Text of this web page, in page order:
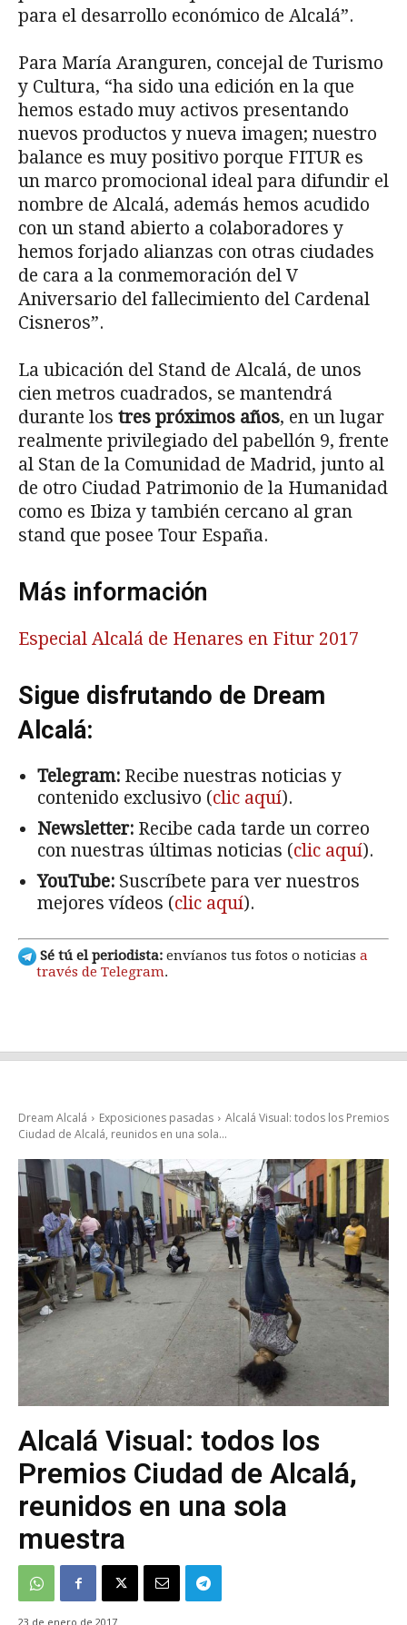
para el desarrollo económico de Alcalá”.
Para María Aranguren, concejal de Turismo
y Cultura, “ha sido una edición en la que
hemos estado muy activos presentando
nuevos productos y nueva imagen; nuestro
balance es muy positivo porque FITUR es
un marco promocional ideal para difundir el
nombre de Alcalá, además hemos acudido
con un stand abierto a colaboradores y
hemos forjado alianzas con otras ciudades
de cara a la conmemoración del V
Aniversario del fallecimiento del Cardenal
Cisneros”.
La ubicación del Stand de Alcalá, de unos
cien metros cuadrados, se mantendrá
durante los tres próximos años, en un lugar
realmente privilegiado del pabellón 9, frente
al Stan de la Comunidad de Madrid, junto al
de otro Ciudad Patrimonio de la Humanidad
como es Ibiza y también cercano al gran
stand que posee Tour España.
Más información
Especial Alcalá de Henares en Fitur 2017
Sigue disfrutando de Dream
Alcalá:
Telegram: Recibe nuestras noticias y
contenido exclusivo (clic aquí).
Newsletter: Recibe cada tarde un correo
con nuestras últimas noticias (clic aquí).
YouTube: Suscríbete para ver nuestros
mejores vídeos (clic aquí).
Sé tú el periodista: envíanos tus fotos o noticias a
través de Telegram.